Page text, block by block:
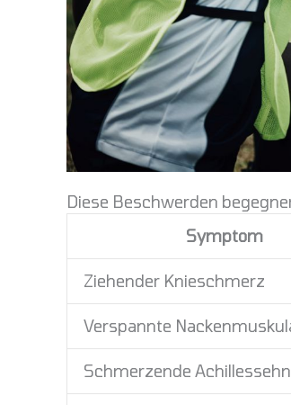
Diese Beschwerden
Symptom
Ziehender Knieschmerz
Verspannte
Schmerzende